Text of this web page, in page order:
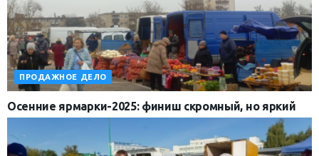
ПРОДАЖНОЕ ДЕЛО
Осенние ярмарки-2025: финиш скромный, но яркий